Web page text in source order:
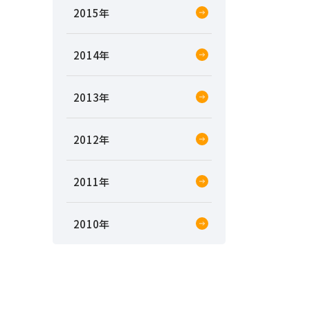
2015
2014
2013
2012
2011
2010